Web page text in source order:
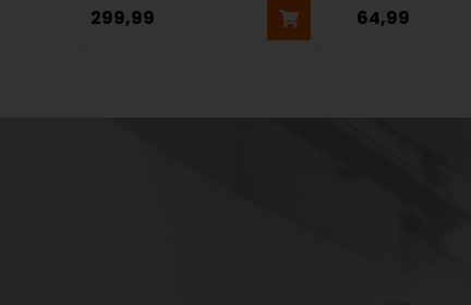
299,99
64,99